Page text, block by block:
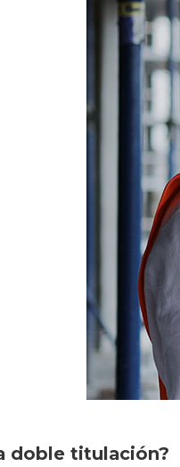
doble titulación?